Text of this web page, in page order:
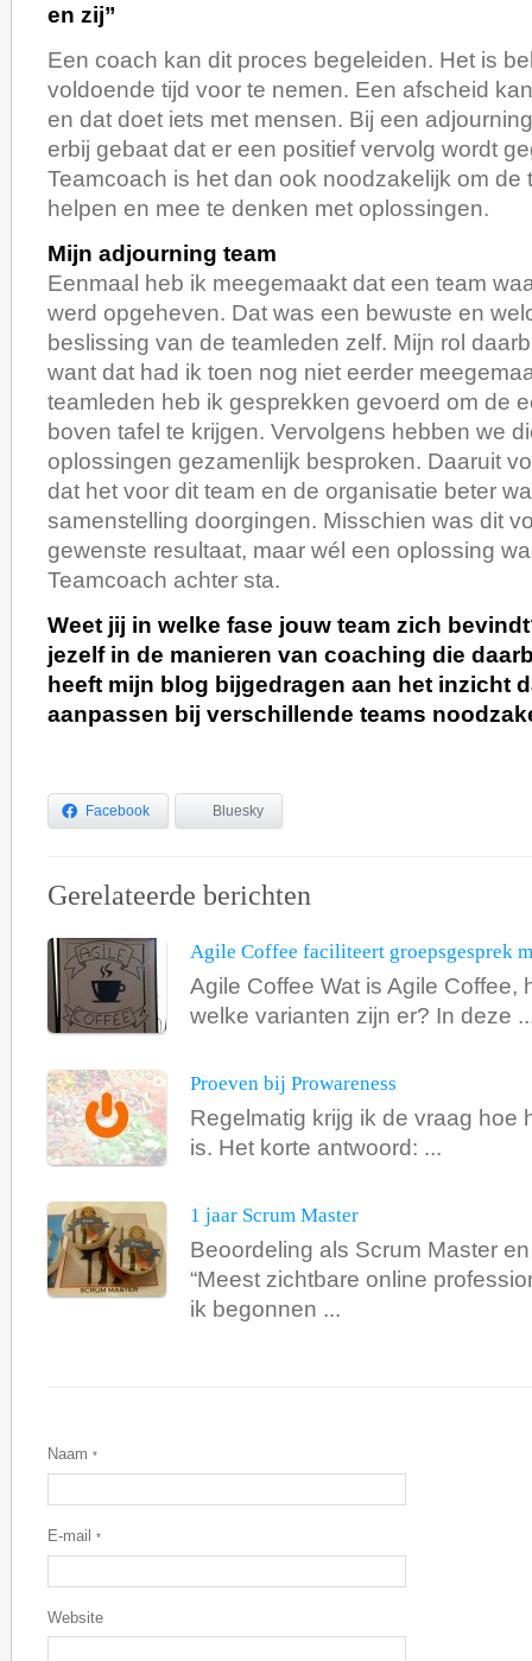
en zij”
Een coach kan dit proces begeleiden. Het is
voldoende tijd voor te nemen. Een afscheid
en dat doet iets met mensen. Bij een
erbij gebaat dat er een positief vervolg wordt
Teamcoach is het dan ook noodzakelijk om de
helpen en mee te denken met oplossingen.
Mijn adjourning team
Eenmaal heb ik meegemaakt dat een team
werd opgeheven. Dat was een bewuste en
beslissing van de teamleden zelf. Mijn rol
want dat had ik toen nog niet eerder
teamleden heb ik gesprekken gevoerd om de
boven tafel te krijgen. Vervolgens hebben we
oplossingen gezamenlijk besproken. Daaruit
dat het voor dit team en de organisatie beter
samenstelling doorgingen. Misschien was dit
gewenste resultaat, maar wél een oplossing
Teamcoach achter sta.
Weet jij in welke fase jouw team zich
jezelf in de manieren van coaching die
heeft mijn blog bijgedragen aan het inzicht
aanpassen bij verschillende teams
Facebook Bluesky
Gerelateerde berichten
Agile Coffee faciliteert groepsgesprek
Agile Coffee Wat is Agile Coffee,
welke varianten zijn er? In deze
Proeven bij Prowareness
Regelmatig krijg ik de vraag hoe
is. Het korte antwoord: ...
1 jaar Scrum Master
Beoordeling als Scrum Master
“Meest zichtbare online
ik begonnen ...
Naam *
E-mail *
Website